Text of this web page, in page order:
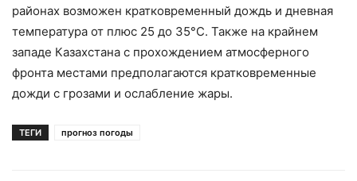
районах возможен кратковременный дождь и дневная
температура от плюс 25 до 35°С. Также на крайнем
западе Казахстана с прохождением атмосферного
фронта местами предполагаются кратковременные
дожди с грозами и ослабление жары.
ТЕГИ прогноз погоды